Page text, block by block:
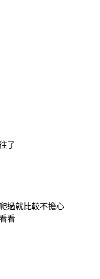
了
過就比較不擔心
看